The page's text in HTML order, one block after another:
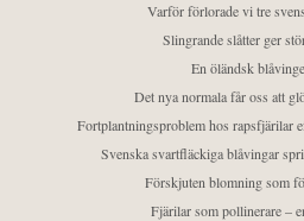
Varför förlorade vi tre
Slingrande slåtter ger
En öländsk
Det nya normala får oss att
Fortplantningsproblem hos rapsfjärilar
Svenska svartfläckiga blåvingar
Förskjuten blomning som
Fjärilar som pollinerare –